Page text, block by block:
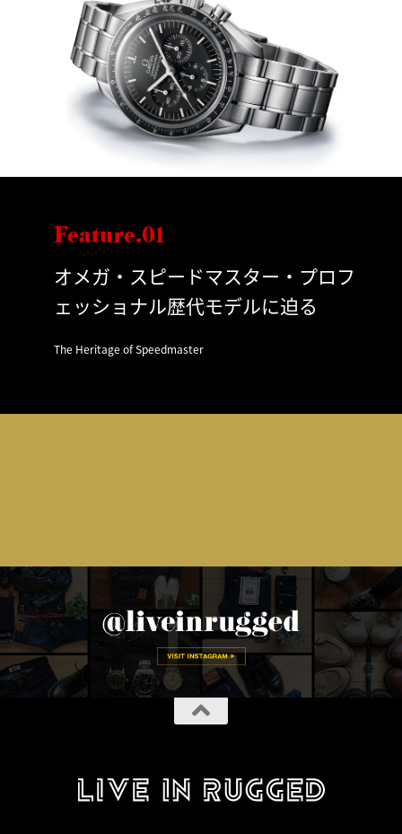
Feature.01
オメガ・スピードマスター・プロフ
ェッショナル歴代モデルに迫る
The Heritage of Speedmaster